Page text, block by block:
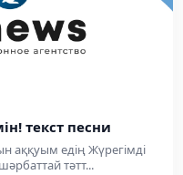
текст песни
аққуым едің Жүрегімді
тәтт...